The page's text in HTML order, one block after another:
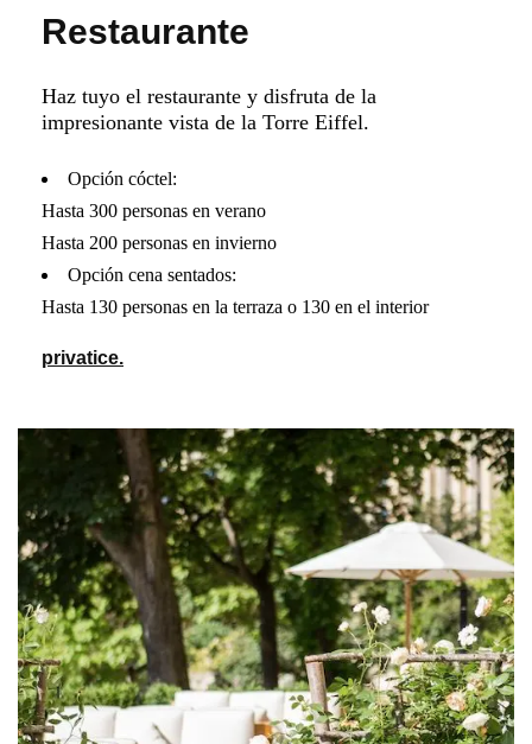
Restaurante
Haz tuyo el restaurante y disfruta de la
impresionante vista de la Torre Eiffel.
Opción cóctel:
Hasta 300 personas en verano
Hasta 200 personas en invierno
Opción cena sentados:
Hasta 130 personas en la terraza o 130 en el interior
privatice.